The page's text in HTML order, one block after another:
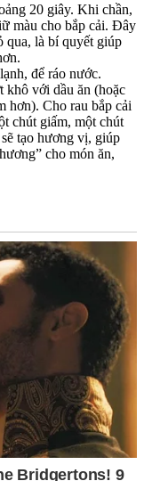
20 giây. Khi chần,
màu cho bắp cải. Đây
qua, là bí quyết giúp
để ráo nước.
khô với dầu ăn (hoặc
hơn). Cho rau bắp cải
chút giấm, một chút
tạo hương vị, giúp
cho món ăn,